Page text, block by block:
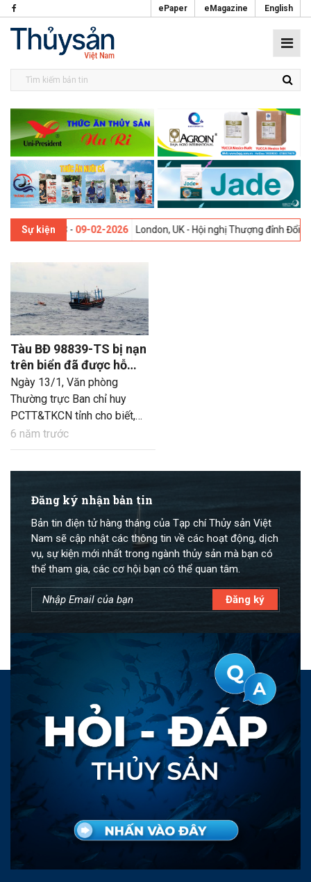
ePaper eMagazine English
Sự kiện
lần thứ 13 - 09-02-2026 London, UK - Hội nghị Thượng đỉnh Đổi
Tàu BĐ 98839-TS bị nạn
trên biển đã được hỗ
trợ, lai dắt
Ngày 13/1, Văn phòng
Thường trực Ban chỉ huy
PCTT&TKCN tỉnh cho biết,
tàu cá BĐ 98839-TS của chủ
tàu kiêm thuyền trưởng Lê
trên biển vừa được tàu cá
BĐ 95111-TS của ông
Nguyễn Văn Ka, ở cùng địa
phương tiếp cận và lai dắt.
6 năm trước
Đăng ký nhận bản tin
Bản tin điện tử hàng tháng của Tạp chí Thủy sản Việt
Nam sẽ cập nhật các thông tin về các hoạt động, dịch
vụ, sự kiện mới nhất trong ngành thủy sản mà bạn có
thể tham gia, các cơ hội bạn có thể quan tâm.